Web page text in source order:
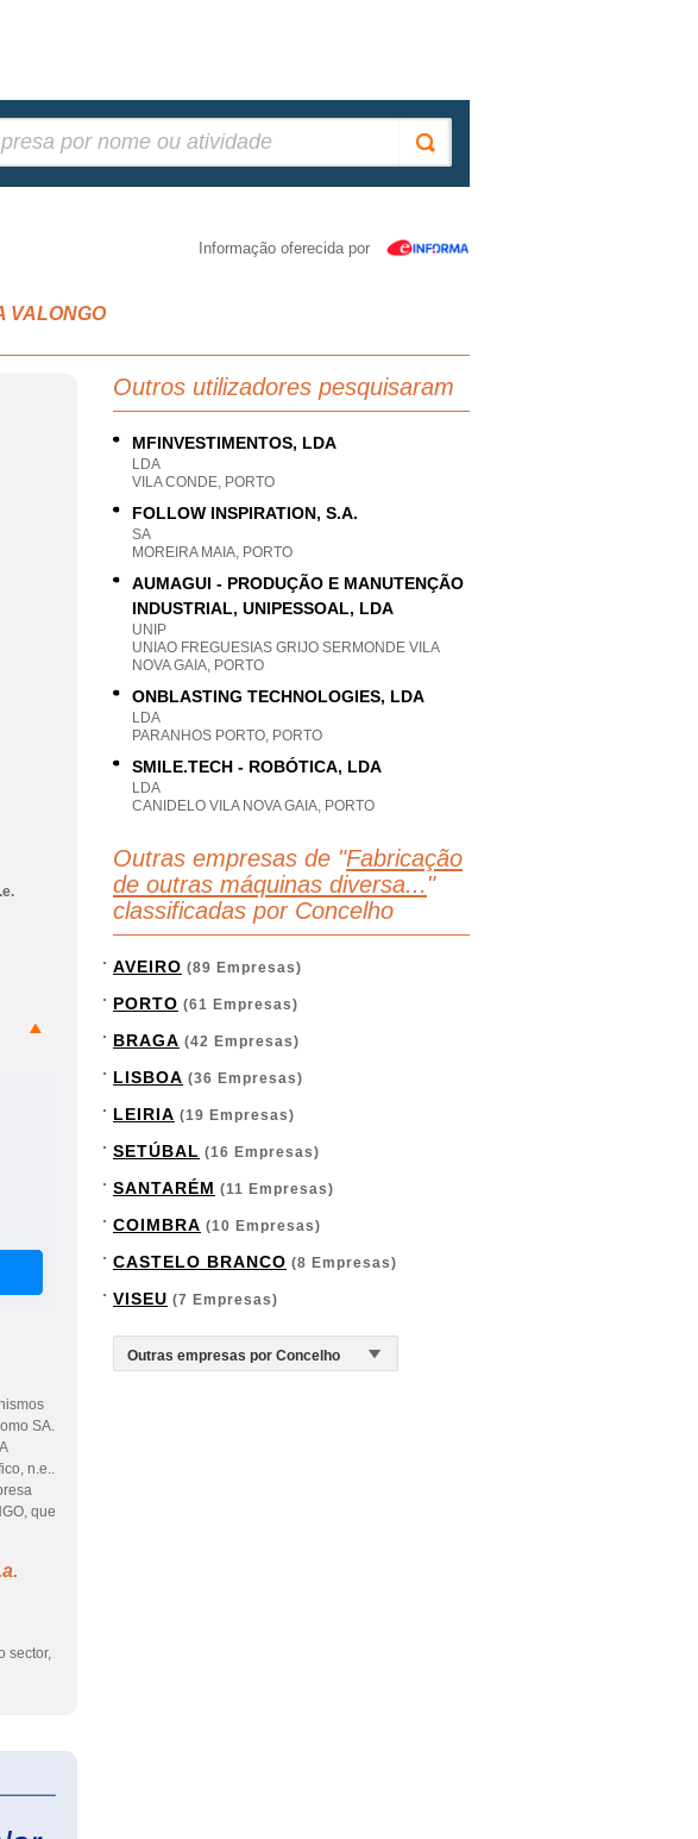
Informação oferecida por
VALONGO
SA.
n.e..
que
sector,
Outros utilizadores pesquisaram
MFINVESTIMENTOS, LDA
LDA
VILA CONDE, PORTO
FOLLOW INSPIRATION, S.A.
SA
MOREIRA MAIA, PORTO
AUMAGUI - PRODUÇÃO E MANUTENÇÃO
INDUSTRIAL, UNIPESSOAL, LDA
UNIP
UNIAO FREGUESIAS GRIJO SERMONDE VILA
NOVA GAIA, PORTO
ONBLASTING TECHNOLOGIES, LDA
LDA
PARANHOS PORTO, PORTO
SMILE.TECH - ROBÓTICA, LDA
LDA
CANIDELO VILA NOVA GAIA, PORTO
Outras empresas de "Fabricação
de outras máquinas diversa... "
classificadas por Concelho
AVEIRO (89 Empresas)
PORTO (61 Empresas)
BRAGA (42 Empresas)
LISBOA (36 Empresas)
LEIRIA (19 Empresas)
SETÚBAL (16 Empresas)
SANTARÉM (11 Empresas)
COIMBRA (10 Empresas)
CASTELO BRANCO (8 Empresas)
VISEU (7 Empresas)